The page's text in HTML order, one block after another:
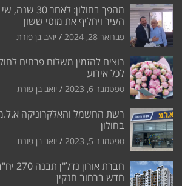
מהפך בחולון:
העיר ויחליף את מוטי ששון
פברואר 28, 2024 יואב בן פורת
רוצים להזמין משלוח פרחים
לכל אירוע
ספטמבר 6, 2023 יואב בן פורת
רשת החשמל והאלקרוניקה
בחולון
ספטמבר 5, 2023 יואב בן פורת
חברת
חדש ברחוב חנקין